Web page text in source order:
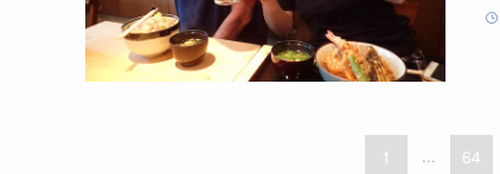
1 ... 64